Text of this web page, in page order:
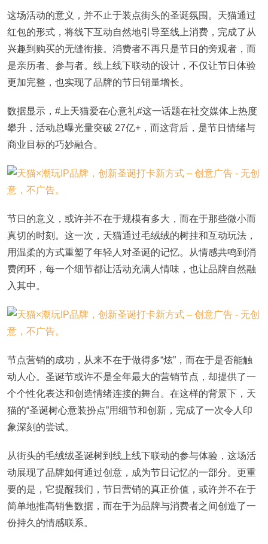
这场活动的意义，并不止于装点街头的圣诞氛围。天猫通过
红包的形式，将线下互动自然地引导至线上消费，完成了从
兴趣到购买的无缝衔接。消费者不再只是节日的旁观者，而
是亲历者、参与者。线上线下联动的设计，不仅让节日体验
更加完整，也实现了品牌的节日销量增长。
数据显示，#上天猫爱在心意礼#这一话题在社交媒体上热度
攀升，活动总曝光量突破 27亿+，而这背后，是节日情绪与
商业目标的巧妙融合。
节日的意义，或许并不在于规模有多大，而在于那些微小而
真切的时刻。这一次，天猫通过毛绒绒的树挂和互动玩法，
用温柔的方式重塑了年轻人对圣诞的记忆。从情感共鸣到消
费闭环，每一个细节都让活动充满人情味，也让品牌自然融
入其中。
节点营销的成功，从来不在于做得多“炫”，而在于是否能触
动人心。圣诞节或许不是全年最大的营销节点，却提供了一
个个性化表达和创造情绪连接的舞台。在这样的背景下，天
猫的“圣诞树心意装扮点”用细节和创新，完成了一次令人印
象深刻的尝试。
从街头的毛绒绒圣诞树到线上线下联动的参与体验，这场活
动展现了品牌如何通过创意，成为节日记忆的一部分。更重
要的是，它提醒我们，节日营销的真正价值，或许并不在于
简单地推高销售数据，而在于为品牌与消费者之间创造了一
份持久的情感联系。